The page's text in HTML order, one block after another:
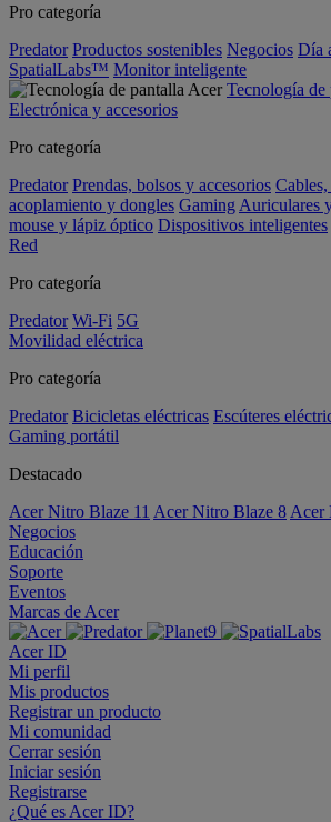
Pro categoría
Predator Productos sostenibles Negocios Día
SpatialLabs™ Monitor inteligente
Tecnología de
Electrónica y accesorios
Pro categoría
Predator Prendas, bolsos y accesorios Cables,
acoplamiento y dongles Gaming Auriculares
mouse y lápiz óptico Dispositivos inteligentes
Red
Pro categoría
Predator Wi-Fi 5G
Movilidad eléctrica
Pro categoría
Predator Bicicletas eléctricas Escúteres
Gaming portátil
Destacado
Acer Nitro Blaze 11 Acer Nitro Blaze 8 Acer
Negocios
Educación
Soporte
Eventos
Marcas de Acer
Acer ID
Mi perfil
Mis productos
Registrar un producto
Mi comunidad
Cerrar sesión
Iniciar sesión
Registrarse
¿Qué es Acer ID?